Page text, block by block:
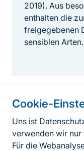
Cookie-
Uns ist
verwenden wir
Für die
2019). Aus
enthalten die
freigegebenen
sensiblen Arten.